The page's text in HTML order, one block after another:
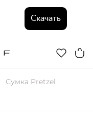
Скачать
Сумка Pretzel